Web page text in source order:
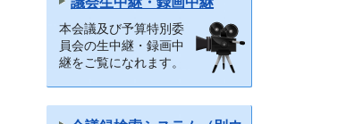
本会議及び予算特別委
員会の生中継・録画中
継をご覧になれます。